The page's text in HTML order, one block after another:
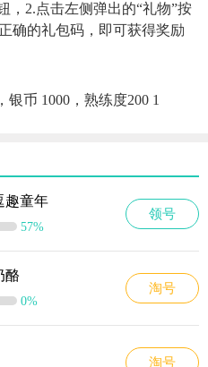
，2.点击左侧弹出的“礼物”按
确的礼包码，即可获得奖励
币 1000，熟练度200 1
趣童年
57%
领号
酪
0%
淘号
淘号